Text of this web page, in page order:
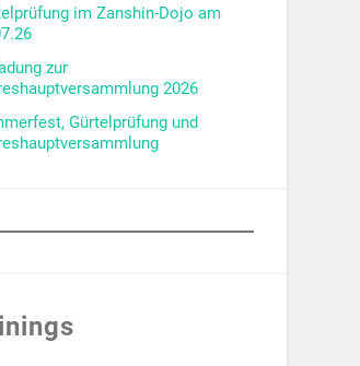
im Zanshin-Dojo am
zur
2026
Gürtelprüfung und